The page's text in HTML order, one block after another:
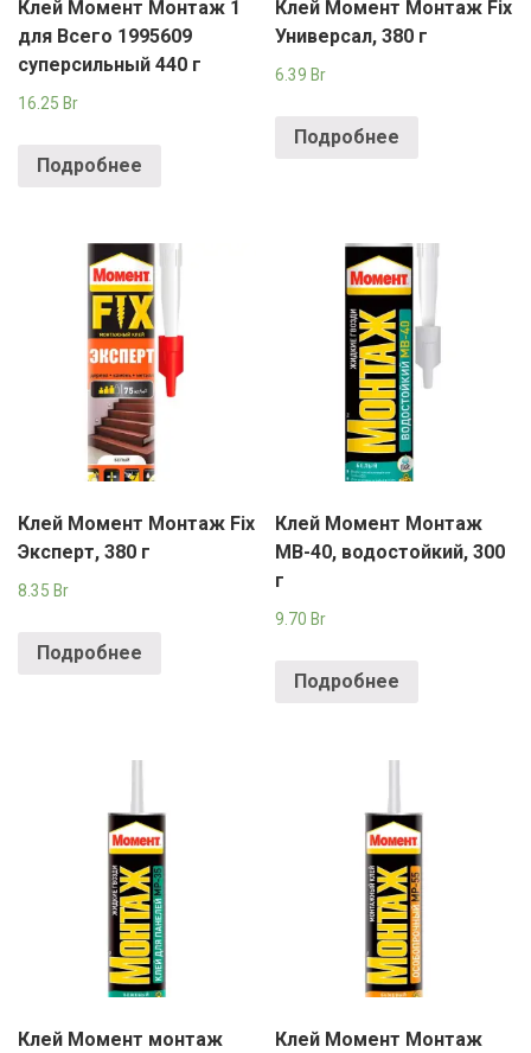
Клей Момент Монтаж 1
для Всего 1995609
суперсильный 440 г
16.25 Br
Подробнее
Клей Момент Монтаж Fix
Универсал, 380 г
6.39 Br
Подробнее
Клей Момент Монтаж Fix
Эксперт, 380 г
8.35 Br
Подробнее
Клей Момент Монтаж
MB-40, водостойкий, 300
г
9.70 Br
Подробнее
Клей Момент монтаж
Клей Момент Монтаж